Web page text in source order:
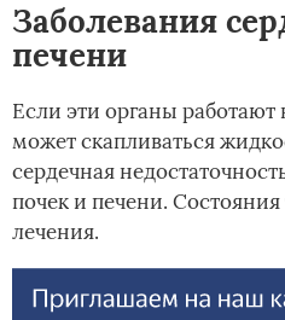
Заболевания
печени
Если эти органы работают
может скапливаться
сердечная
почек и печени. Состояния
лечения.